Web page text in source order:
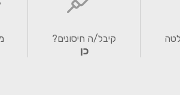
קיבל/ה חיסונים?
כן